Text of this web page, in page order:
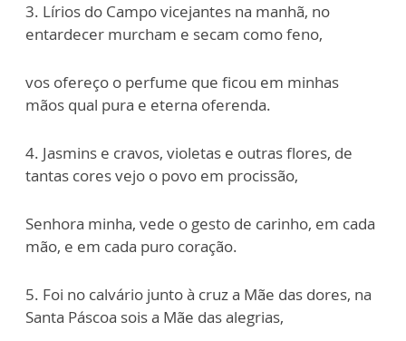
3. Lírios do Campo vicejantes na manhã, no
entardecer murcham e secam como feno,
vos ofereço o perfume que ficou em minhas
mãos qual pura e eterna oferenda.
4. Jasmins e cravos, violetas e outras flores, de
tantas cores vejo o povo em procissão,
Senhora minha, vede o gesto de carinho, em cada
mão, e em cada puro coração.
5. Foi no calvário junto à cruz a Mãe das dores, na
Santa Páscoa sois a Mãe das alegrias,